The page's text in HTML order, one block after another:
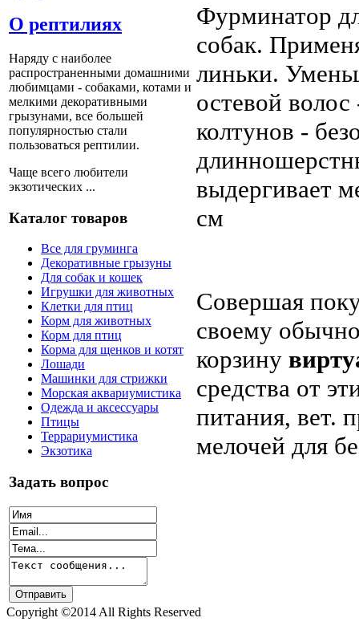
О рептилиях
Наряду с наиболее
распространенными домашними
любимцами - собаками, котами и
мелкими декоративными
грызунами, все большей
популярностью стали
пользоваться рептилии.
Чаще всего любители
экзотических ...
Каталог товаров
Все для груминга
Декоративные грызуны
Для собак и кошек
Игрушки для животных
Клетки для птиц
Корм для животных
Корм для птиц
Корма для щенков и котят
Лошади
Машинки для стрижки
Морская аквариумистика
Одежда и аксессуары
Птицы
Террариумистика
Экзотика
Задать вопрос
Фурминатор
собак.
линьки.
остевой
колтунов -
выдергивает
см
Совершая
своему
корзину
средства от
питания, вет.
мелочей для
Copyright ©2014 All Rights Reserved